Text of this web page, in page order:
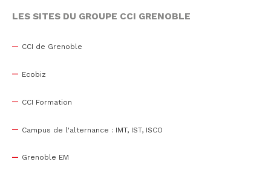
LES SITES DU GROUPE CCI GRENOBLE
CCI de Grenoble
Ecobiz
CCI Formation
Campus de l'alternance : IMT, IST, ISCO
Grenoble EM